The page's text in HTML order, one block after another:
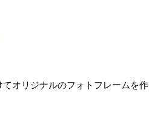
オリジナルのフォトフレームを作